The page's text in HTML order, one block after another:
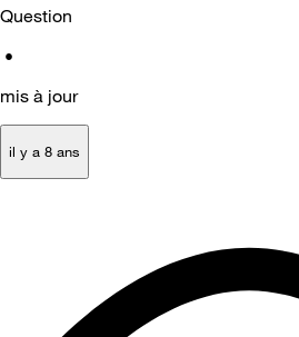
Question
•
mis à jour
il y a 8 ans